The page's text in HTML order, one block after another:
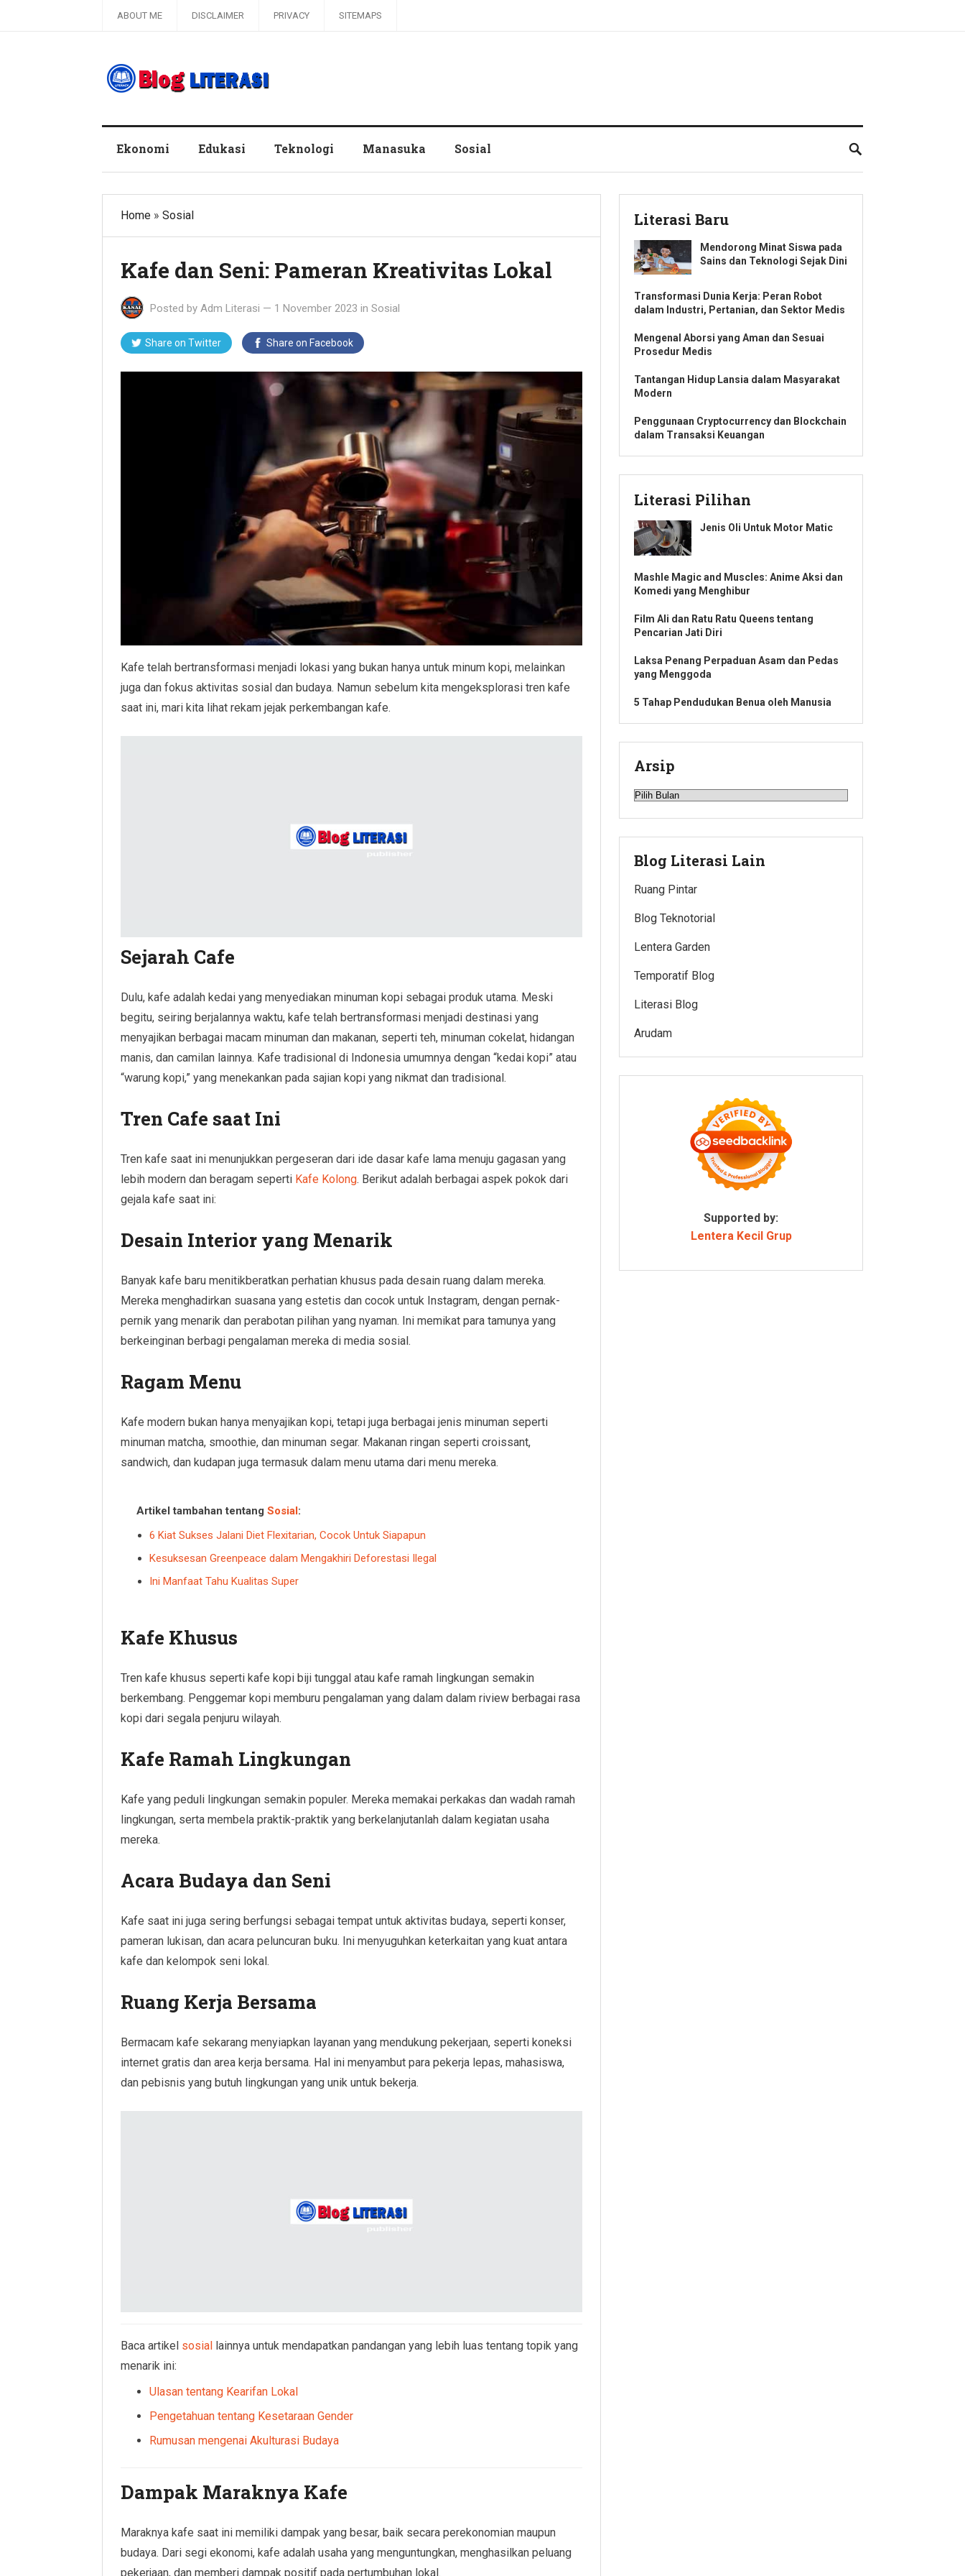
ABOUT ME DISCLAIMER PRIVACY SITEMAPS
Ekonomi Edukasi Teknologi Manasuka Sosial
Home » Sosial
Kafe dan Seni: Pameran Kreativitas Lokal
Posted by Adm Literasi — 1 November 2023 in Sosial
Share on Twitter Share on Facebook
Kafe telah bertransformasi menjadi lokasi yang bukan hanya untuk minum kopi, melainkan
juga dan fokus aktivitas sosial dan budaya. Namun sebelum kita mengeksplorasi tren kafe
saat ini, mari kita lihat rekam jejak perkembangan kafe.
Sejarah Cafe
Dulu, kafe adalah kedai yang menyediakan minuman kopi sebagai produk utama. Meski
begitu, seiring berjalannya waktu, kafe telah bertransformasi menjadi destinasi yang
menyajikan berbagai macam minuman dan makanan, seperti teh, minuman cokelat, hidangan
manis, dan camilan lainnya. Kafe tradisional di Indonesia umumnya dengan “kedai kopi” atau
“warung kopi,” yang menekankan pada sajian kopi yang nikmat dan tradisional.
Tren Cafe saat Ini
Tren kafe saat ini menunjukkan pergeseran dari ide dasar kafe lama menuju gagasan yang
lebih modern dan beragam seperti Kafe Kolong. Berikut adalah berbagai aspek pokok dari
gejala kafe saat ini:
Desain Interior yang Menarik
Banyak kafe baru menitikberatkan perhatian khusus pada desain ruang dalam mereka.
Mereka menghadirkan suasana yang estetis dan cocok untuk Instagram, dengan pernak-
pernik yang menarik dan perabotan pilihan yang nyaman. Ini memikat para tamunya yang
berkeinginan berbagi pengalaman mereka di media sosial.
Ragam Menu
Kafe modern bukan hanya menyajikan kopi, tetapi juga berbagai jenis minuman seperti
minuman matcha, smoothie, dan minuman segar. Makanan ringan seperti croissant,
sandwich, dan kudapan juga termasuk dalam menu utama dari menu mereka.
Artikel tambahan tentang Sosial:
6 Kiat Sukses Jalani Diet Flexitarian, Cocok Untuk Siapapun
Kesuksesan Greenpeace dalam Mengakhiri Deforestasi Ilegal
Ini Manfaat Tahu Kualitas Super
Kafe Khusus
Tren kafe khusus seperti kafe kopi biji tunggal atau kafe ramah lingkungan semakin
berkembang. Penggemar kopi memburu pengalaman yang dalam dalam riview berbagai rasa
kopi dari segala penjuru wilayah.
Kafe Ramah Lingkungan
Kafe yang peduli lingkungan semakin populer. Mereka memakai perkakas dan wadah ramah
lingkungan, serta membela praktik-praktik yang berkelanjutanlah dalam kegiatan usaha
mereka.
Acara Budaya dan Seni
Kafe saat ini juga sering berfungsi sebagai tempat untuk aktivitas budaya, seperti konser,
pameran lukisan, dan acara peluncuran buku. Ini menyuguhkan keterkaitan yang kuat antara
kafe dan kelompok seni lokal.
Ruang Kerja Bersama
Bermacam kafe sekarang menyiapkan layanan yang mendukung pekerjaan, seperti koneksi
internet gratis dan area kerja bersama. Hal ini menyambut para pekerja lepas, mahasiswa,
dan pebisnis yang butuh lingkungan yang unik untuk bekerja.
Baca artikel sosial
lainnya untuk mendapatkan pandangan yang lebih luas tentang topik yang
menarik ini:
Ulasan tentang Kearifan Lokal
Pengetahuan tentang Kesetaraan Gender
Rumusan mengenai Akulturasi Budaya
Dampak Maraknya Kafe
Maraknya kafe saat ini memiliki dampak yang besar, baik secara perekonomian maupun
budaya. Dari segi ekonomi, kafe adalah usaha yang menguntungkan, menghasilkan peluang
pekerjaan, dan memberi dampak positif pada pertumbuhan lokal.
Literasi Baru
Mendorong Minat Siswa pada
Sains dan Teknologi Sejak Dini
Transformasi Dunia Kerja: Peran Robot
dalam Industri, Pertanian, dan Sektor Medis
Mengenal Aborsi yang Aman dan Sesuai
Prosedur Medis
Tantangan Hidup Lansia dalam Masyarakat
Modern
Penggunaan Cryptocurrency dan Blockchain
dalam Transaksi Keuangan
Literasi Pilihan
Jenis Oli Untuk Motor Matic
Mashle Magic and Muscles: Anime Aksi dan
Komedi yang Menghibur
Film Ali dan Ratu Ratu Queens tentang
Pencarian Jati Diri
Laksa Penang Perpaduan Asam dan Pedas
yang Menggoda
5 Tahap Pendudukan Benua oleh Manusia
Arsip
Arsip
Blog Literasi Lain
Ruang Pintar
Blog Teknotorial
Lentera Garden
Temporatif Blog
Literasi Blog
Arudam
Supported by:
Lentera Kecil Grup